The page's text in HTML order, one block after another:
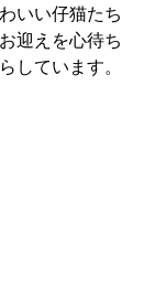
いい仔猫たち
迎えを心待ち
しています。